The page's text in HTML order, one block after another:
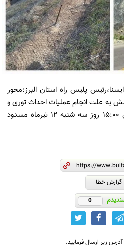
پلیس راه استان البرز:محور
به علت انجام عملیات احداث توری و
خطر ریزش از ساعت ۰۸:۰۰ الی ۱۵:۰۰ روز سه شنبه ۱۲ تیرماه مسدود
گزارش خطا
0
زیر ارسال فرمایید.